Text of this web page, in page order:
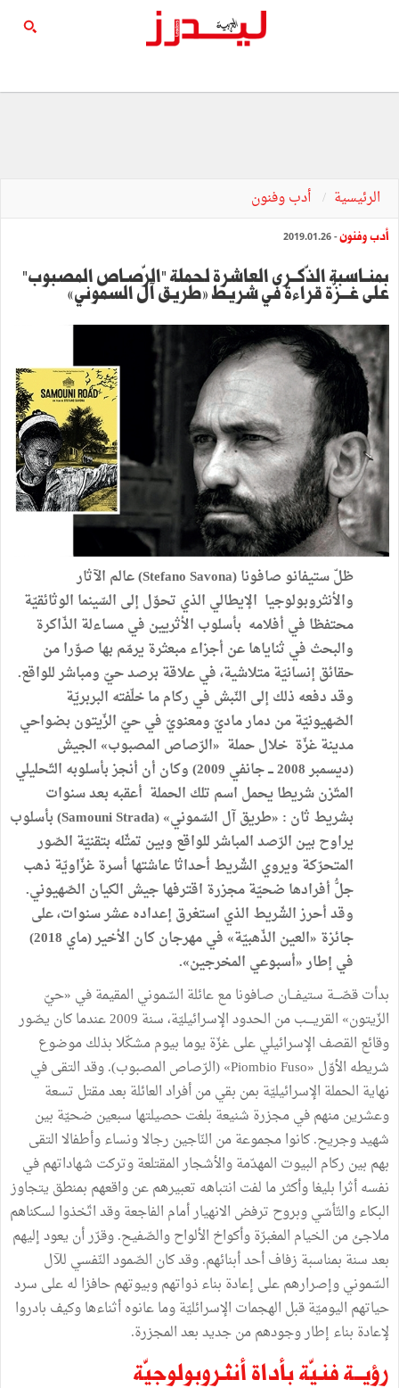
الرئيسية أدب وفنون
أدب وفنون- 2019.01.26
بمنــاسبة الذّكــرى العاشرة لحملة "الرّصـاص المصبوب"
على غـــزّة قراءة في شريط »طريق آل السموني«
ظلّ ستيفانو صافونا (Stefano Savona) عالم الآثار
والأنثروبولوجيا الإيطالي الذي تحوّل إلى السّينما الوثائقيّة
محتفظا في أفلامه بأسلوب الأثريين في مساءلة الذّاكرة
والبحث في ثناياها عن أجزاء مبعثرة يرمّم بها صوّرا من
حقائق إنسانيّة متلاشية، في علاقة برصد حيّ ومباشر للواقع.
وقد دفعه ذلك إلى النّبش في ركام ما خلّفته البربريّة
الصّهيونيّة من دمار ماديّ ومعنويّ في حيّ الزّيتون بضواحي
مدينة غزّة خلال حملة «الرّصاص المصبوب» الجيش
(ديسمبر 2008 ـــ جانفي 2009) وكان أن أنجز بأسلوبه التّحليلي
المتّزن شريطا يحمل اسم تلك الحملة أعقبه بعد سنوات
بشريط ثان : «طريق آل السّموني» (Samouni Strada) بأسلوب
يراوح بين الرّصد المباشر للواقع وبين تمثّله بتقنيّة الصّور
المتحرّكة ويروي الشّريط أحداثا عاشتها أسرة غزّاويّة ذهب
جلُّ أفرادها ضحيّة مجزرة اقترفها جيش الكيان الصّهيوني.
وقد أحرز الشّريط الذي استغرق إعداده عشر سنوات، على
جائزة «العين الذّهبيّة» في مهرجان كان الأخير (ماي 2018)
في إطار «أسبوعي المخرجين».
بدأت قصّـــة ستيفـــان صـافونا مع عائلة السّموني المقيمة في «حيّ
الزّيتون» القريــــب من الحدود الإسرائيليّة، سنة 2009 عندما كان يصّور
وقائع القصف الإسرائيلي على غزّة يوما بيوم مشكّلا بذلك موضوع
شريطه الأوّل «Piombio Fuso» (الرّصاص المصبوب). وقد التقى في
نهاية الحملة الإسرائيليّة بمن بقي من أفراد العائلة بعد مقتل تسعة
وعشرين منهم في مجزرة شنيعة بلغت حصيلتها سبعين ضحيّة بين
شهيد وجريح. كانوا مجموعة من النّاجين رجالا ونساء وأطفالا التقى
بهم بين ركام البيوت المهدّمة والأشجار المقتلعة وتركت شهاداتهم في
نفسه أثرا بليغا وأكثر ما لفت انتباهه تعبيرهم عن واقعهم بمنطق يتجاوز
البكاء والتّأسّي وبروح ترفض الانهيار أمام الفاجعة وقد اتّخذوا لسكناهم
ملاجئ من الخيام المغبرّة وأكواخ الألواح والصّفيح. وقرّر أن يعود إليهم
بعد سنة بمناسبة زفاف أحد أبنائهم. وقد كان الصّمود النّفسي للآل
السّموني وإصرارهم على إعادة بناء ذواتهم وبيوتهم حافزا له على سرد
حياتهم اليوميّة قبل الهجمات الإسرائليّة وما عانوه أثناءها وكيف بادروا
لإعادة بناء إطار وجودهم من جديد بعد المجزرة.
رؤيــة فنـيّة بأداة أنثـروبولوجيّة